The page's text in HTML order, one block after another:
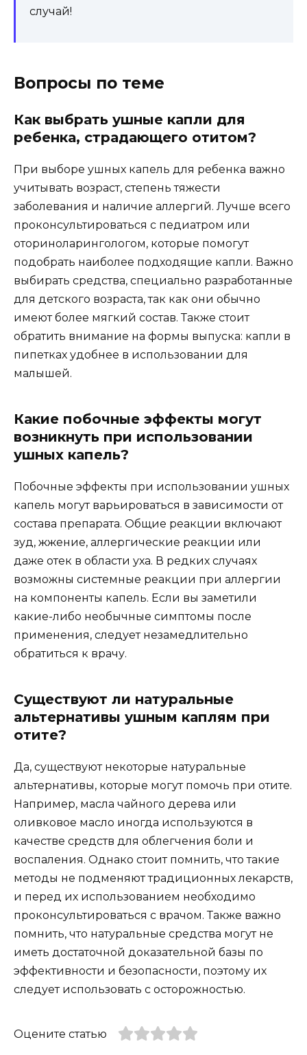
случай!
Вопросы по теме
Как выбрать ушные капли для
ребенка, страдающего отитом?
При выборе ушных капель для ребенка важно
учитывать возраст, степень тяжести
заболевания и наличие аллергий. Лучше всего
проконсультироваться с педиатром или
оториноларингологом, которые помогут
подобрать наиболее подходящие капли. Важно
выбирать средства, специально разработанные
для детского возраста, так как они обычно
имеют более мягкий состав. Также стоит
обратить внимание на формы выпуска: капли в
пипетках удобнее в использовании для
малышей.
Какие побочные эффекты могут
возникнуть при использовании
ушных капель?
Побочные эффекты при использовании ушных
капель могут варьироваться в зависимости от
состава препарата. Общие реакции включают
зуд, жжение, аллергические реакции или
даже отек в области уха. В редких случаях
возможны системные реакции при аллергии
на компоненты капель. Если вы заметили
какие-либо необычные симптомы после
применения, следует незамедлительно
обратиться к врачу.
Существуют ли натуральные
альтернативы ушным каплям при
отите?
Да, существуют некоторые натуральные
альтернативы, которые могут помочь при отите.
Например, масла чайного дерева или
оливковое масло иногда используются в
качестве средств для облегчения боли и
воспаления. Однако стоит помнить, что такие
методы не подменяют традиционных лекарств,
и перед их использованием необходимо
проконсультироваться с врачом. Также важно
помнить, что натуральные средства могут не
иметь достаточной доказательной базы по
эффективности и безопасности, поэтому их
следует использовать с осторожностью.
Оцените статью